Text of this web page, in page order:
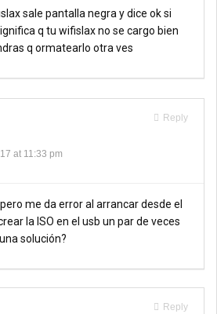
sale pantalla negra y dice ok si
q tu wifislax no se cargo bien
q ormatearlo otra ves
Reply
at 11:33 pm
me da error al arrancar desde el
la ISO en el usb un par de veces
solución?
Reply